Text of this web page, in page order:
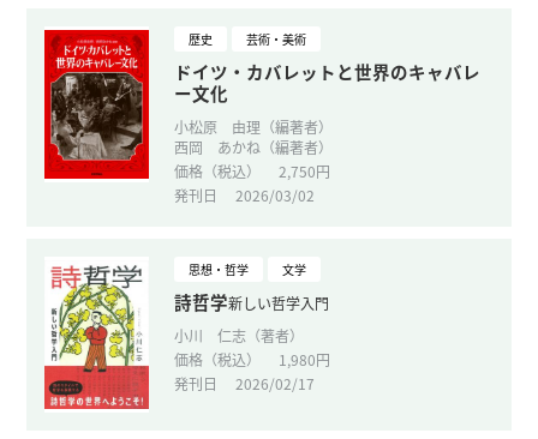
歴史 芸術・美術
ドイツ・カバレットと世界のキャバレ
ー文化
小松原 由理（編著者）
西岡 あかね（編著者）
価格（税込）
2,750円
発刊日
2026/03/02
思想・哲学 文学
詩哲学新しい哲学入門
小川 仁志（著者）
価格（税込）
1,980円
発刊日
2026/02/17